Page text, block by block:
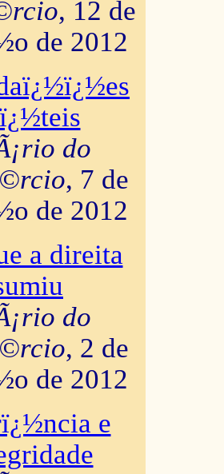
, 12 de
de 2012
do
, 7 de
de 2012
a direita
do
, 2 de
de 2012
e